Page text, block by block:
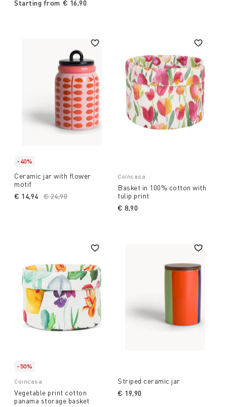
Starting from € 16,90
-40%
Ceramic jar with flower
motif
Price reduced from
€ 24,90
€ 14,94
Coincasa
Basket in 100% cotton with
tulip print
€ 8,90
-50%
Coincasa
Vegetable print cotton
panama storage basket
Striped ceramic jar
€ 19,90